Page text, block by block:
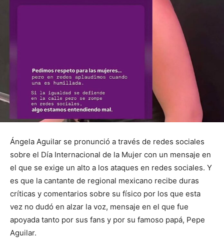
Ángela Aguilar se pronunció a través de redes sociales
sobre el Día Internacional de la Mujer con un mensaje en
el que se exige un alto a los ataques en redes sociales. Y
es que la cantante de regional mexicano recibe duras
críticas y comentarios sobre su físico por los que esta
vez no dudó en alzar la voz, mensaje en el que fue
apoyada tanto por sus fans y por su famoso papá, Pepe
Aguilar.